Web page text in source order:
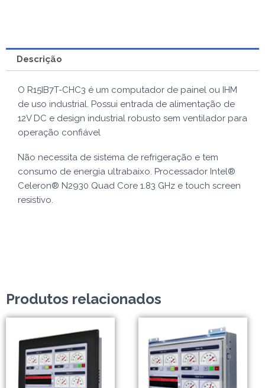
Descrição
O R15IB7T-CHC3 é um computador de painel ou IHM
de uso industrial. Possui entrada de alimentação de
12V DC e design industrial robusto sem ventilador para
operação confiável
Não necessita de sistema de refrigeração e tem
consumo de energia ultrabaixo. Processador Intel®
Celeron® N2930 Quad Core 1.83 GHz e touch screen
resistivo.
Produtos relacionados